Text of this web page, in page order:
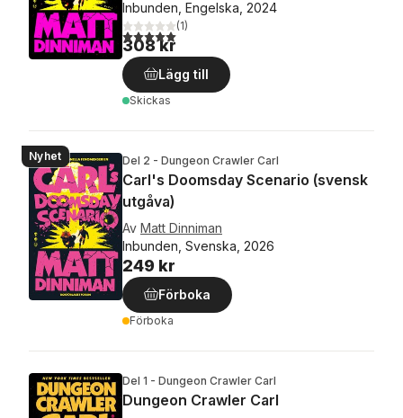
Inbunden, Engelska, 2024
5,0utav 5 stjärnor. Totalt antal röster:
(1)
308 kr
Lägg till
Skickas
Nyhet Del 2 - Dungeon Crawler Carl
Carl's Doomsday Scenario (svensk
utgåva)
Av Matt Dinniman
Inbunden, Svenska, 2026
249 kr
Förboka
Förboka
Del 1 - Dungeon Crawler Carl
Dungeon Crawler Carl